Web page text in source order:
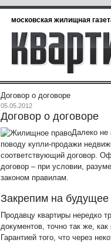
московская жилищная
Договор о договоре
05.05.2012
Договор о договоре
Далеко не
поводу купли-продажи
соответствующий договор.
договор – при условии,
законом правилам.
Закрепим на будущее
Продавцу квартиры нередко
документов, точно так же,
Гарантией того, что через